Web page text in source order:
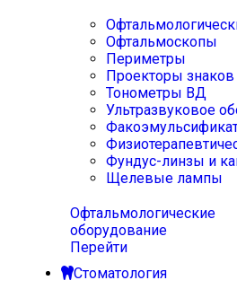
Офтальмоскопы
Периметры
Проекторы знаков
Тонометры ВД
Ультразвуковое
Фундус-линзы и
Щелевые лампы
Офтальмологические
оборудование
Перейти
Стоматология